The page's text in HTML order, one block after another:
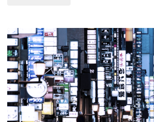
ミ
編】"
地
で
働
き
た